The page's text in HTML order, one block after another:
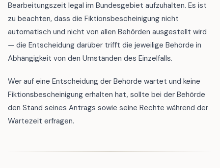
Bearbeitungszeit legal im Bundesgebiet aufzuhalten. Es ist
zu beachten, dass die Fiktionsbescheinigung nicht
automatisch und nicht von allen Behörden ausgestellt wird
— die Entscheidung darüber trifft die jeweilige Behörde in
Abhängigkeit von den Umständen des Einzelfalls.
Wer auf eine Entscheidung der Behörde wartet und keine
Fiktionsbescheinigung erhalten hat, sollte bei der Behörde
den Stand seines Antrags sowie seine Rechte während der
Wartezeit erfragen.